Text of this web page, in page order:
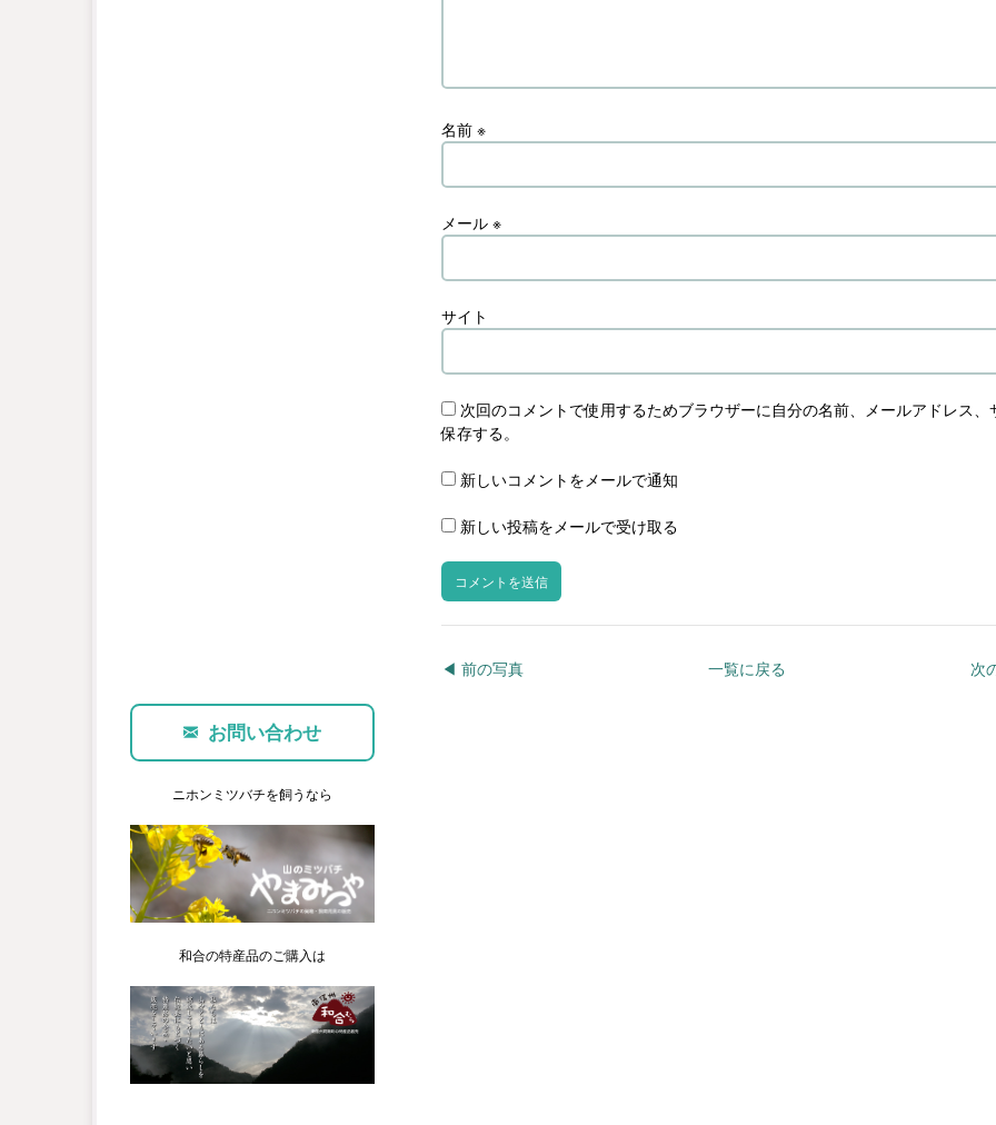
名前 ※
メール ※
サイト
次回のコメントで使用するためブラウザーに自分の名前、メールアドレス、
保存する。
新しいコメントをメールで通知
新しい投稿をメールで受け取る
◀︎ 前の写真 次
一覧に戻る
お問い合わせ
ニホンミツバチを飼うなら
和合の特産品のご購入は